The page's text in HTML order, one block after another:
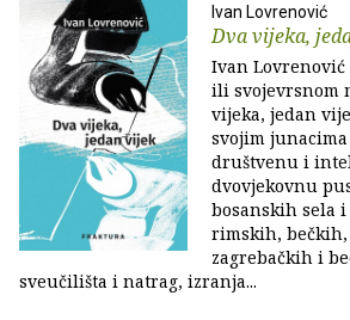
Ivan Lovrenović
Dva vijeka,
Ivan
ili svojevrsnom
vijeka, jedan
svojim
društvenu i
dvovjekovnu
bosanskih sela i
rimskih,
zagrebačkih i
sveučilišta i natrag, izranja...